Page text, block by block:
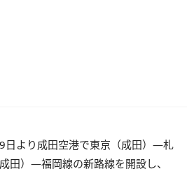
日より成田空港で東京（成田）―札
田）―福岡線の新路線を開設し、